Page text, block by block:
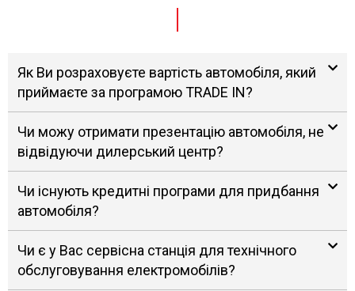
Як Ви розраховуєте вартість автомобіля, який
приймаєте за програмою TRADE IN?
Чи можу отримати презентацію автомобіля, не
відвідуючи дилерський центр?
Чи існують кредитні програми для придбання
автомобіля?
Чи є у Вас сервісна станція для технічного
обслуговування електромобілів?